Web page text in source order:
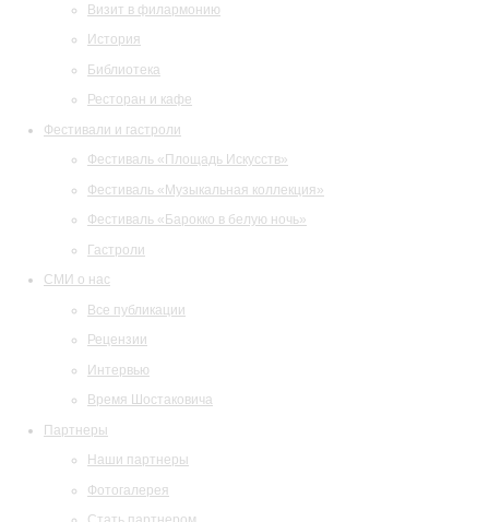
Визит в филармонию
История
Библиотека
Ресторан и кафе
Фестивали и гастроли
Фестиваль «Площадь Искусств»
Фестиваль «Музыкальная коллекция»
Фестиваль «Барокко в белую ночь»
Гастроли
СМИ о нас
Все публикации
Рецензии
Интервью
Время Шостаковича
Партнеры
Наши партнеры
Фотогалерея